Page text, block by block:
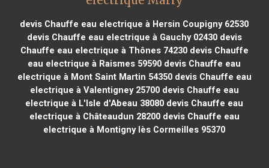
devis Chauffe eau electrique à Hersin Coupigny 62530
devis Chauffe eau electrique à Gauchy 02430devis
Chauffe eau electrique à Thônes 74230devis Chauffe
eau electrique à Raismes 59590 devis Chauffe eau
electrique à Mont Saint Martin 54350devis Chauffe eau
electrique à Valentigney 25700devis Chauffe eau
electrique à L'Isle d'Abeau 38080 devis Chauffe eau
electrique à Châteaudun 28200devis Chauffe eau
electrique à Montigny lès Cormeilles 95370